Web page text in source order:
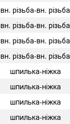
вн. різьба-вн. різьба
вн. різьба-вн. різьба
вн. різьба-вн. різьба
вн. різьба-вн. різьба
шпилька-ніжка
шпилька-ніжка
шпилька-ніжка
шпилька-ніжка